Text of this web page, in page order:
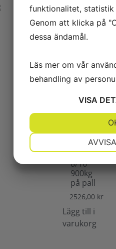
Makadam
8/16
900kg
på pall
2526,00 kr
Lägg till i
varukorg
funktionalitet,
Genom att klicka på
dessa ändamål.
Läs mer om vår
behandling av
VISA
MARKNADSFÖRING